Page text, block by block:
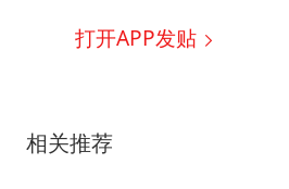
打开APP发贴
相关推荐